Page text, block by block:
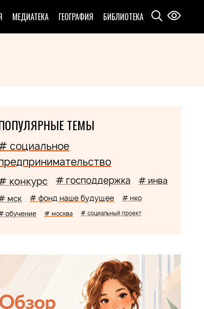
МЕДИАТЕКА ГЕОГРАФИЯ БИБЛИОТЕКА
ТЕМЫ
социальное
конкурс # господдержка # инва
мск # фонд наше будущее # нко
обучение # москва # социальный проект